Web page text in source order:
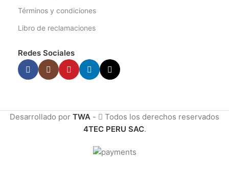
Términos y condiciones
Libro de reclamaciones
Redes Sociales
Desarrollado por TWA -
Todos los derechos reservados
4TEC PERU SAC.